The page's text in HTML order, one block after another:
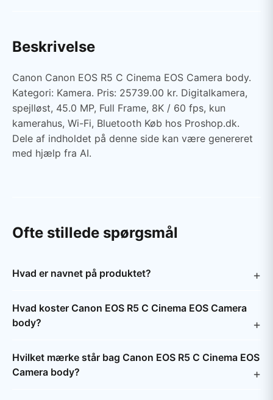
Beskrivelse
Canon Canon EOS R5 C Cinema EOS Camera body.
Kategori: Kamera. Pris: 25739.00 kr. Digitalkamera,
spejlløst, 45.0 MP, Full Frame, 8K / 60 fps, kun
kamerahus, Wi-Fi, Bluetooth Køb hos Proshop.dk.
Dele af indholdet på denne side kan være genereret
med hjælp fra AI.
Ofte stillede spørgsmål
Hvad er navnet på produktet?
Hvad koster Canon EOS R5 C Cinema EOS Camera
body?
Hvilket mærke står bag Canon EOS R5 C Cinema EOS
Camera body?